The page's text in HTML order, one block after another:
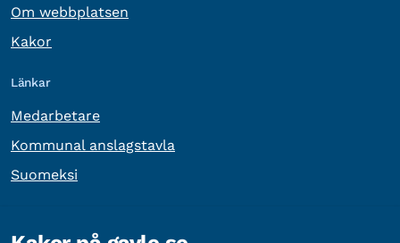
Om webbplatsen
Kakor
Länkar
Medarbetare
Kommunal anslagstavla
Suomeksi